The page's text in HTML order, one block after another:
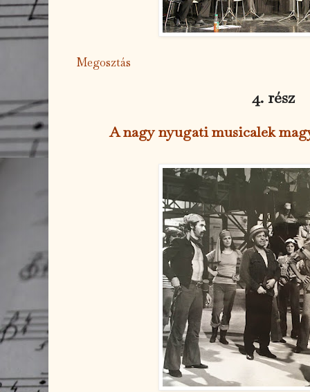
Megosztás
4. rész
A nagy nyugati musicalek